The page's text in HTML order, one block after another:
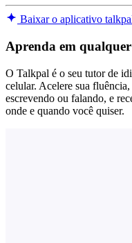
Baixar o aplicativo
Aprenda em
O Talkpal é o seu tutor de
celular. Acelere sua
escrevendo ou falando, e
onde e quando você quiser.